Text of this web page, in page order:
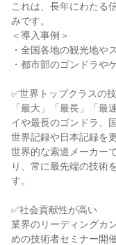
これは、長年にわたる
みです。
＜導入事例＞
・全国各地の観光地や
・都市部のゴンドラや
✅世界トップクラスの
「最大」「最長」「最
イや最長のゴンドラ、
世界記録や日本記録を
世界的な索道メーカー
り、常に最先端の技術
す。
✅社会貢献性が高い
業界のリーディングカ
めの技術者セミナー開